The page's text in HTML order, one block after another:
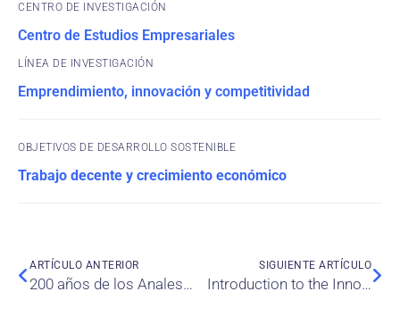
CENTRO DE INVESTIGACIÓN
Centro de Estudios Empresariales
Emprendimiento, innovación y competitividad
OBJETIVOS DE DESARROLLO SOSTENIBLE
Trabajo decente y crecimiento económico
ARTÍCULO ANTERIOR
200 años de los Anales de la Academia de Ciencias de Nueva York: una revisión bibliométrica
SIGUIENTE ARTÍCULO
Introduction to the Innovability Index: Beyond the fusion of innovation and sustainability